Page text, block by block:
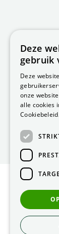
Deze
gebruik
Deze
onze
alle cookies